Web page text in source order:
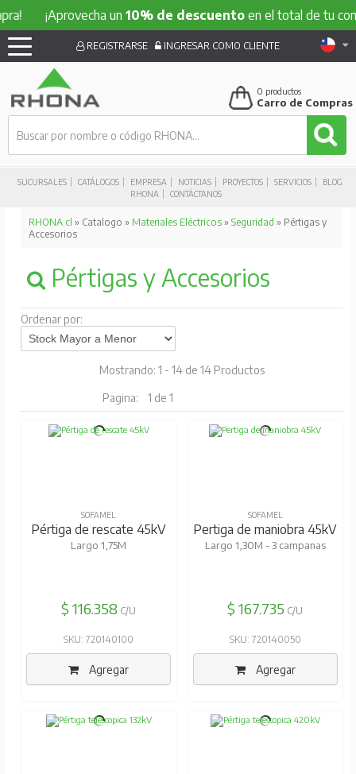
¡Aprovecha un10% de descuentoen el total de tu
SUCURSALES CATÁLOGOS EMPRESA NOTICIAS PROYECTOS SERVICIOS
BLOG
RHONA
CONTÁCTANOS
REGISTRARSE INGRESAR COMO CLIENTE
0 productos
Carro de Compras
RHONA.cl » Catalogo » Materiales Eléctricos» Seguridad » Pértigas y
Accesorios
Pértigas y Accesorios
Ordenar por:
Mostrando: 1 - 14 de 14 Productos
Pagina: 1 de 1
SOFAMEL
Pértiga de rescate 45kV
Largo 1,75M
$ 116.358 C/U
SKU: 720140100
Agregar
SOFAMEL
Pertiga de maniobra 45kV
Largo 1,30M - 3 campanas
$ 167.735 C/U
SKU: 720140050
Agregar